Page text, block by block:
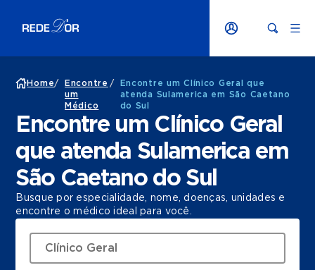
Home/
Encontre
um
Médico
/
Encontre um Clínico Geral que
atenda Sulamerica em São Caetano
do Sul
Encontre um Clínico Geral
que atenda Sulamerica em
São Caetano do Sul
Busque por especialidade, nome, doenças, unidades e
encontre o médico ideal para você.